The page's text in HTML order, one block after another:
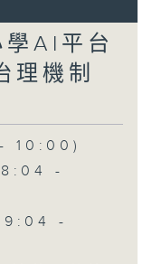
AI平台
理機制
10:00)
-
-